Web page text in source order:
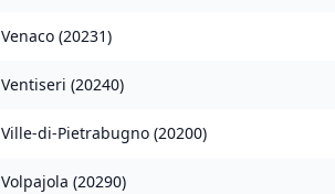
Venaco (20231)
Ventiseri (20240)
Ville-di-Pietrabugno (20200)
Volpajola (20290)